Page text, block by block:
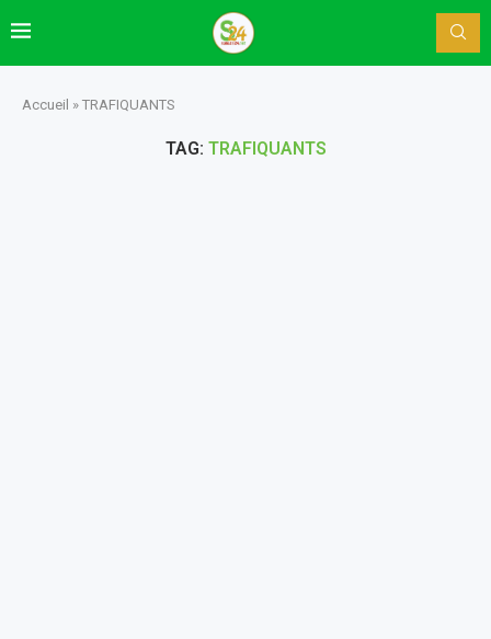
Accueil » TRAFIQUANTS
TAG: TRAFIQUANTS